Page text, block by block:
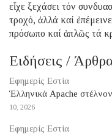
εἶχε ξεχάσει τόν
τροχό, ἀλλά καί
πρόσωπο καί ἁπλῶς τά
Ειδήσεις /
Εφημερίς Εστία
Ἑλληνικά Apache
10, 2026
Εφημερίς Εστία